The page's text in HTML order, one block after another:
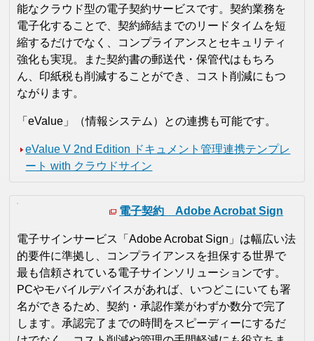
能なクラウド型の電子契約サービスです。契約業務を
電子化することで、契約締結までのリードタイムを短
縮するだけでなく、コンプライアンスとセキュリティ
強化も実現。また契約書の郵送代・保管代はもちろ
ん、印紙税も削減することができ、コスト削減にもつ
ながります。
「eValue」（情報システム）との連携も可能です。
eValue V 2nd Edition ドキュメント管理連携テンプレ
ート with クラウドサイン
電子契約 Adobe Acrobat Sign
電子サインサービス「Adobe Acrobat Sign」は幅広い法
的要件に準拠し、コンプライアンスを担保する世界で
最も信頼されている電子サインソリューションです。
PCやモバイルデバイスがあれば、いつどこにいても署
名ができるため、契約・承認作業がわずか数分で完了
します。承認完了までの時間をスピーディーにするだ